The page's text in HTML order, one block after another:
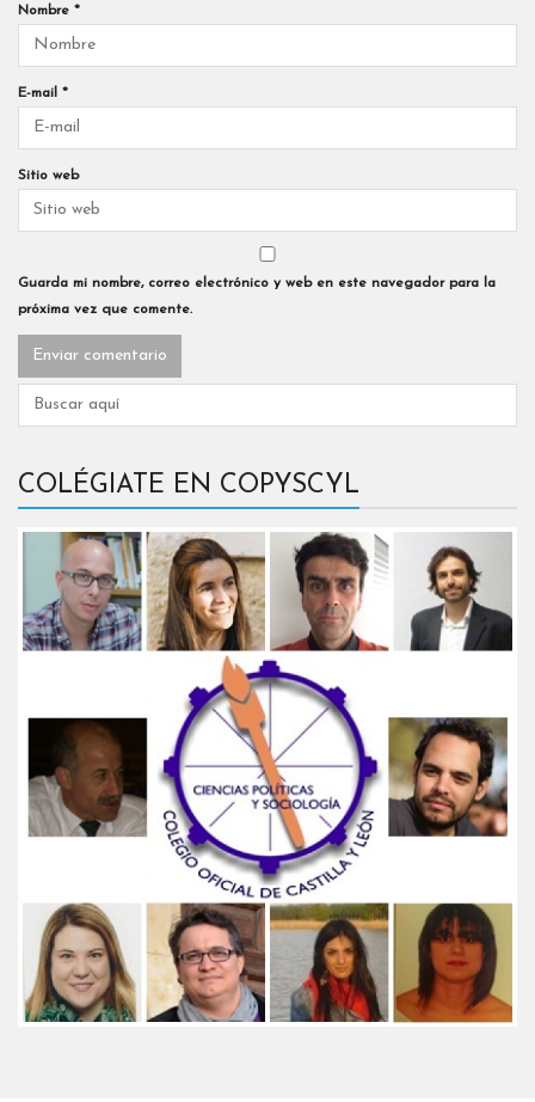
Nombre *
E-mail *
Sitio web
Guarda mi nombre, correo electrónico y web en este navegador para la
próxima vez que comente.
COLÉGIATE EN COPYSCYL